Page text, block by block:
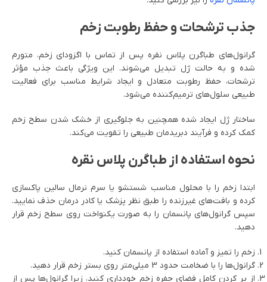
جذب ترشحات و حفظ رطوبت زخم
گرانول‌های طباگرن پلاس نقره پس از تماس با اگزودای زخم، متورم
شده و به حالت ژل تبدیل می‌شوند. این ویژگی باعث جذب مؤثر
ترشحات، حفظ رطوبت متعادل و ایجاد شرایط مناسب برای فعالیت
طبیعی سلول‌های ترمیم‌کننده می‌شود.
ساختار ژل ایجاد شده همچنین به جلوگیری از خشک شدن سطح زخم
کمک کرده و فرآیند دبریدمان طبیعی را تقویت می‌کند.
نحوه استفاده از طباگرن پلاس نقره
ابتدا زخم را با محلول مناسب شستشو یا سرم نرمال سالین پاکسازی
کرده و بافت‌های غیرزنده را طبق نظر پزشک یا کادر درمان حذف نمایید.
سپس گرانول‌های پانسمان را به صورت یکنواخت روی سطح زخم قرار
دهید.
زخم را تمیز و آماده استفاده از پانسمان کنید.
گرانول‌ها را با ضخامت حدود 3 میلی‌متر روی بستر زخم قرار دهید.
از پر کردن کامل فضای حفره زخم خودداری کنید، زیرا گرانول‌ها پس از